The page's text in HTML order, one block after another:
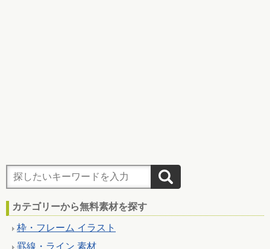
カテゴリーから無料素材を探す
枠・フレーム イラスト
罫線・ライン 素材